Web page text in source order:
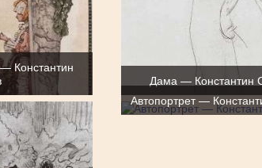
Константин
Дама — Константин
Автопортрет —